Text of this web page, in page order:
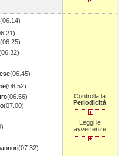
(06.14)
(06.25)
(06.45)
(06.52)
(06.56)
(07.00)
(07.32)
Controlla la
Periodicità
Leggi le
avvertenze